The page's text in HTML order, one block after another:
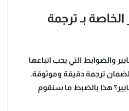
بـ ترجمة
والضوابط التي يجب اتباعها
ترجمة دقيقة وموثوقة.
هذا بالضبط ما سنقوم